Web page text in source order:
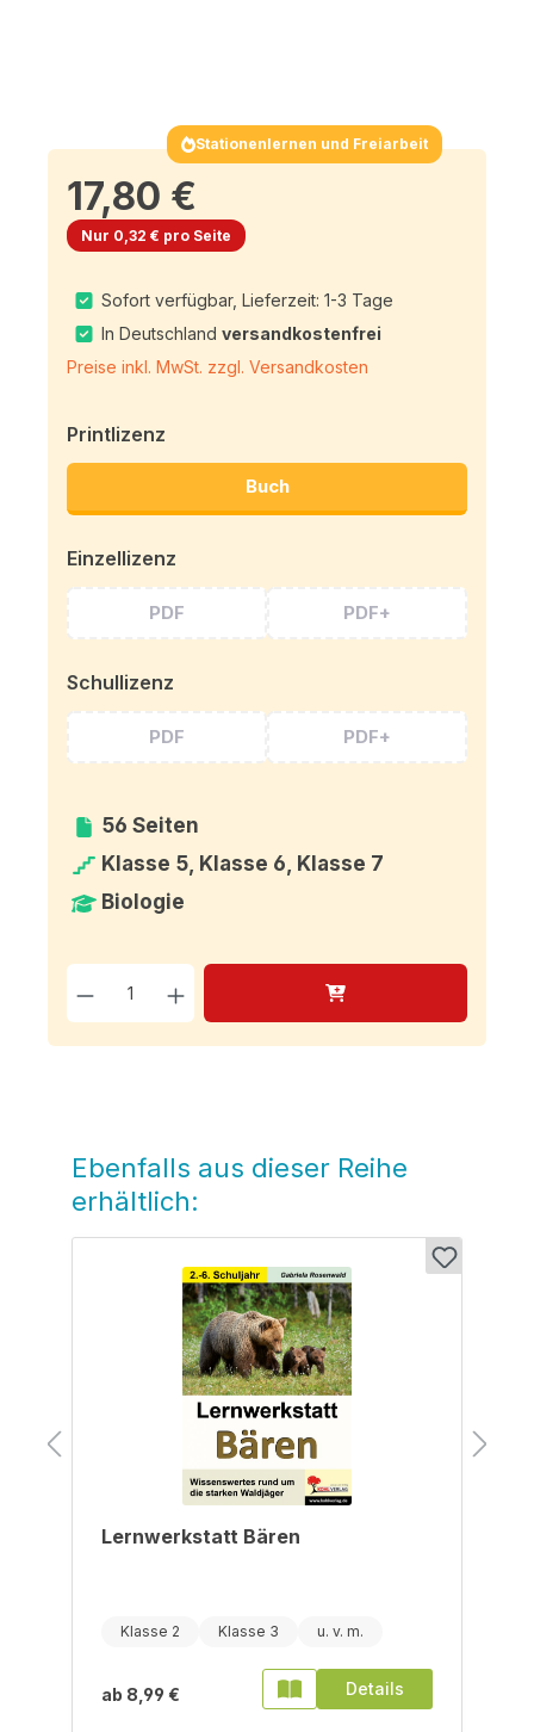
Stationenlernen und Freiarbeit
17,80 €
Nur 0,32 € pro Seite
Sofort verfügbar, Lieferzeit: 1-3 Tage
In Deutschlandversandkostenfrei
Preise inkl. MwSt. zzgl. Versandkosten
Printlizenz
Buch
Einzellizenz
PDF PDF+
Schullizenz
PDF PDF+
56 Seiten
Klasse 5, Klasse 6, Klasse 7
Biologie
Produkt Anzahl: Gib den
Produktgalerie überspringen
Ebenfalls aus dieser Reihe
erhältlich:
Lernwerkstatt Bären
Klasse 2 Klasse 3
ab 8,99 € Details